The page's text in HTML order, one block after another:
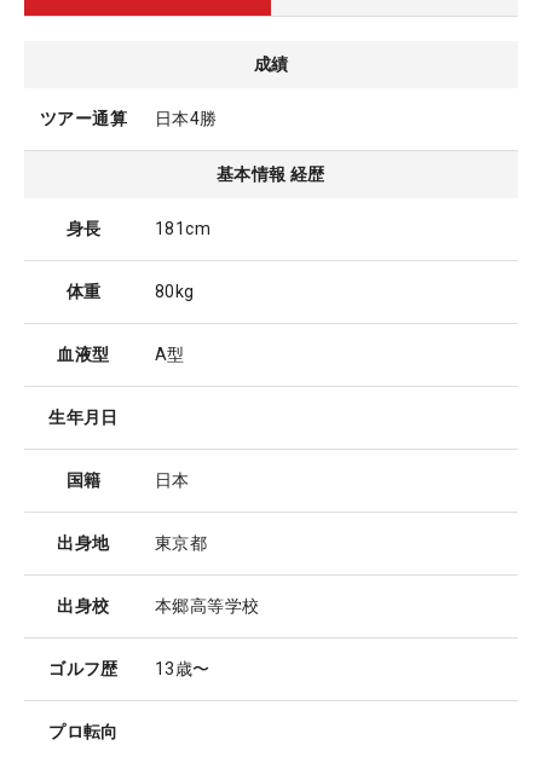
成績
ツアー通算 日本4勝
基本情報 経歴
身長 181cm
体重 80kg
血液型 A型
生年月日
国籍 日本
出身地 東京都
出身校 本郷高等学校
ゴルフ歴 13歳〜
プロ転向